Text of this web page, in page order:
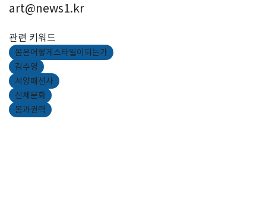
art@news1.kr
관련 키워드
몸은어떻게스타일이되는가
김수영
서양패션사
신체문화
몸과권력